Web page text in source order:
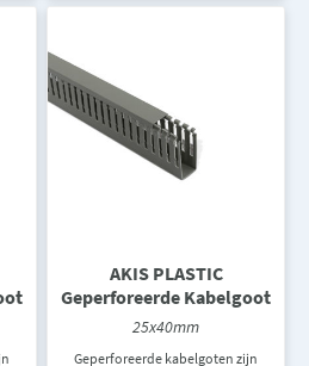
AKIS PLASTIC
Geperforeerde Kabelgoot
25x40mm
Geperforeerde kabelgoten zijn